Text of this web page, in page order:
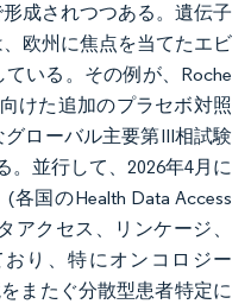
成されつつある。遺伝子
欧州に焦点を当てたエビ
いる。その例が、Roche
けた追加のプラセボ対照
ローバル主要第III相試験
。並行して、2026年4月に
国のHealth Data Access
アクセス、リンケージ、
り、特にオンコロジー
またぐ分散型患者特定に